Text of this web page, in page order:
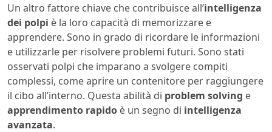
Un altro fattore chiave che contribuisce all’intelligenza
dei polpi è la loro capacità di memorizzare e
apprendere. Sono in grado di ricordare le informazioni
e utilizzarle per risolvere problemi futuri. Sono stati
osservati polpi che imparano a svolgere compiti
complessi, come aprire un contenitore per raggiungere
il cibo all’interno. Questa abilità di problem solving e
apprendimento rapido è un segno di intelligenza
avanzata.